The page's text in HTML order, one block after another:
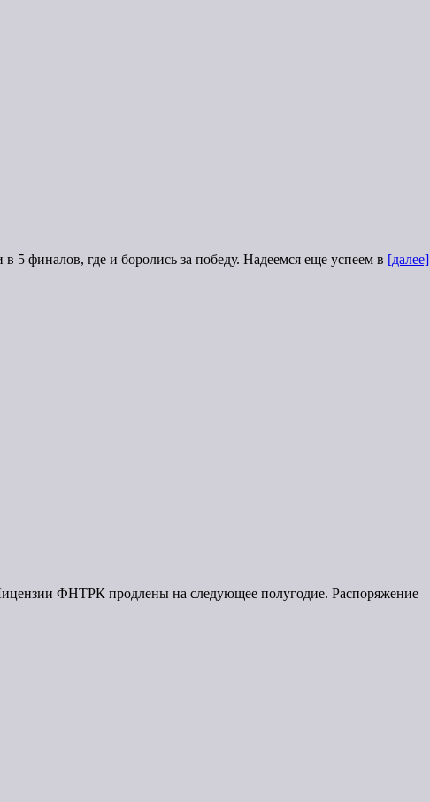
финалов, где и боролись за победу. Надеемся еще успеем в [далее]
ФНТРК продлены на следующее полугодие. Распоряжение